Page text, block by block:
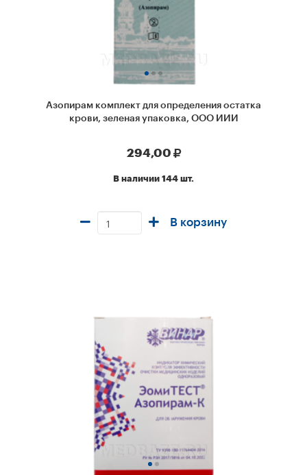
Азопирам комплект для определения остатка
крови, зеленая упаковка, ООО ИИИ
294,00
В наличии 144 шт.
В корзину